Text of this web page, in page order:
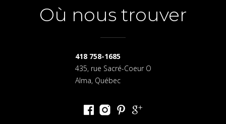
Où nous trouver
418 758-1685
435, rue Sacré-Coeur O
Alma, Québec